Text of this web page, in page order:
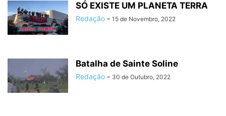
SÓ EXISTE UM PLANETA TERRA
Redação - 15 de Novembro, 2022
Batalha de Sainte Soline
Redação - 30 de Outubro, 2022